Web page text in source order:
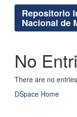
Repositorio
Nacional de
No
There are no
DSpace Home